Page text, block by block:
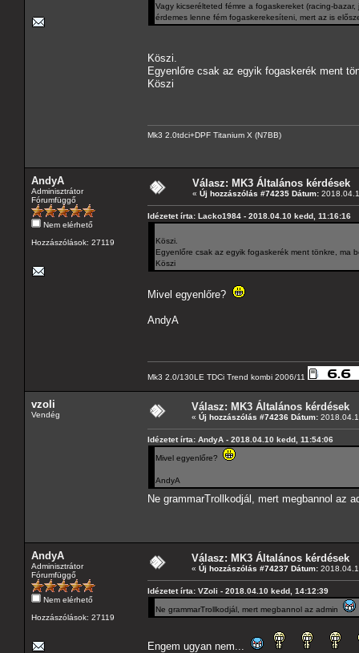
Vagy kicserélteted fémre a fogaskereket (racing-
érdemes lenne fém fogaskerekesíteni, mert az is
Köszi.
Egyenlőre csak az egyik fogaskerék ment
Köszi
Mk3 2.0tdci+DPF Titanium X (N7BB)
AndyA
Adminisztrátor
Fórumfüggő
Nem elérhető
Hozzászólások: 27119
Válasz: MK3 Általános kérdések
« Új hozzászólás #74235 Dátum:
Idézetet írta: Lacko1984 - 2018.04.10 kedd, 11:16:16
Köszi.
Egyenlőre csak az egyik fogaskerék ment tönkre, ma
Köszi
Mivel egyenlőre?
AndyA
Mk3 2.0/130LE TDCi Trend kombi 2006/11
vzoli
Vendég
Válasz: MK3 Általános kérdések
« Új hozzászólás #74236 Dátum:
Idézetet írta: AndyA - 2018.04.10 kedd, 11:54:06
Mivel egyenlőre?
AndyA
Ne grammarTrollkodjál, mert megbannol az
AndyA
Adminisztrátor
Fórumfüggő
Nem elérhető
Hozzászólások: 27119
Válasz: MK3 Általános kérdések
« Új hozzászólás #74237 Dátum:
Idézetet írta: VZoli - 2018.04.10 kedd, 14:12:39
Ne grammarTrollkodjál, mert megbannol az admin
Engem ugyan nem...